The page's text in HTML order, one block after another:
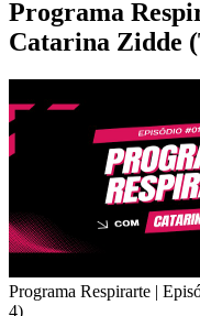
Programa
Catarina Zidde
Programa Respirarte |
4)